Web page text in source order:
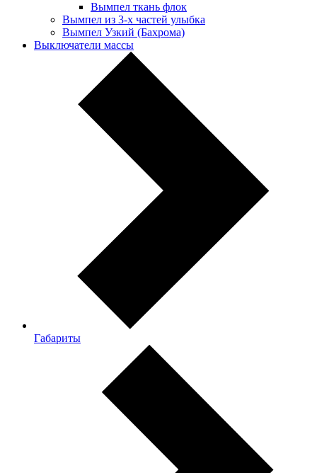
Вымпел ткань флок
Вымпел из 3-х частей улыбка
Вымпел Узкий (Бахрома)
Выключатели массы
Габариты